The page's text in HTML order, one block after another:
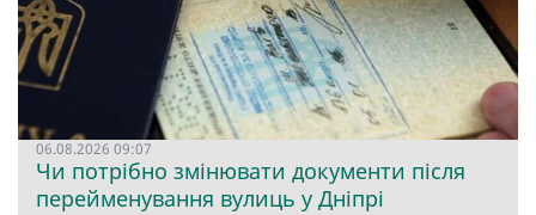
06.08.2026 09:07
Чи потрібно змінювати документи після
перейменування вулиць у Дніпрі